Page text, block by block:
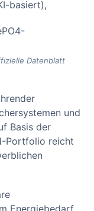
basiert),
Datenblatt
und
Basis der
Portfolio reicht
Energiebedarf.